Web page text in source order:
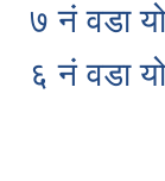
७ नं वडा
६ नं वडा